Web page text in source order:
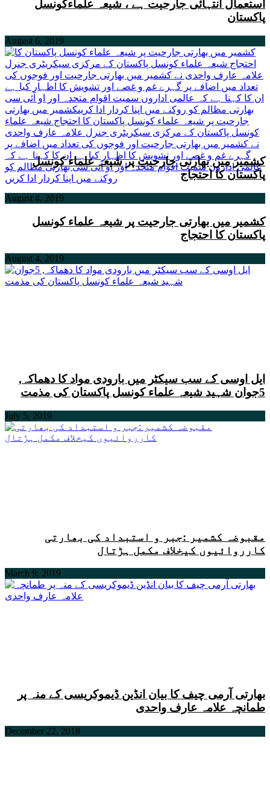
استعمال انتہائی جارحیت ہے ، شیعہ علماءکونسل
پاکستان
August 6, 2019
کشمیر میں بھارتی جارحیت پر شیعہ علماء کونسل
پاکستان کا احتجاج
August 4, 2019
کشمیر میں بھارتی جارحیت پر شیعہ علماء کونسل
پاکستان کا احتجاج
August 4, 2019
ایل اوسی کے سب سیکٹر میں بارودی مواد کا دھماکہ,
5جوان شہید شیعہ علماء کونسل پاکستان کی مذمت
July 5, 2019
مقبوضہ کشمیر :جبر و استبداد کی بھارتی
کارروائیوں کیخلاف مکمل ہڑتال
March 9, 2019
بھارتی آرمی چیف کا بیان انڈین ڈیموکریسی کے منہ پر
طمانچہ علامہ عارف واحدی
December 22, 2018